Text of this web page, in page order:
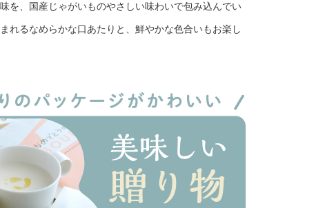
を、国産じゃがいものやさしい味わいで包み込んでい
れるなめらかな口あたりと、鮮やかな色合いもお楽し